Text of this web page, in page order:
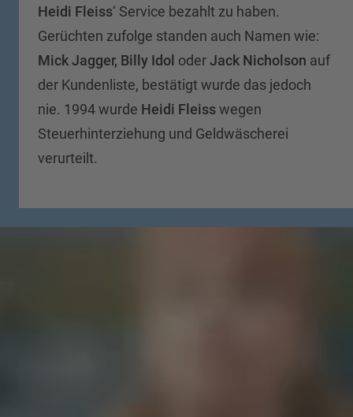
Heidi Fleiss‘ Service bezahlt zu haben.
Gerüchten zufolge standen auch Namen wie:
Mick Jagger, Billy Idol oderJack Nicholson auf
der Kundenliste, bestätigt wurde das jedoch
nie. 1994 wurde Heidi Fleisswegen
Steuerhinterziehung und Geldwäscherei
verurteilt.